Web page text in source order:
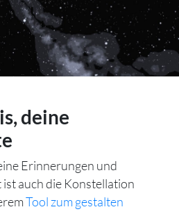
deine
Erinnerungen und
auch die Konstellation
Tool zum gestalten